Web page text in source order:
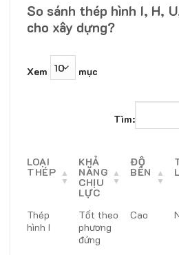
So sánh thép hình I, H,
cho xây dựng?
Xem mục
Tìm:
LOẠI
THÉP
KHẢ
NĂNG
CHỊU
LỰC
ĐỘ
BỀN
Thép
hình I
Tốt theo
phương
đứng
Cao